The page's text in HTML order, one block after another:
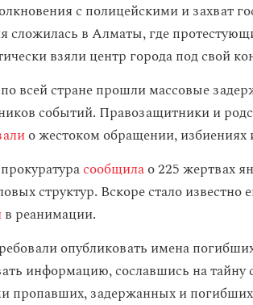
с полицейскими и захват
сложилась в Алматы, где
взяли центр города под свой
всей стране прошли массовые
событий. Правозащитники и
о жестоком обращении,
сообщилао 225 жертвах
структур. Вскоре стало известно
в реанимации.
опубликовать имена
информацию, сославшись на тайну
пропавших, задержанных и погибших